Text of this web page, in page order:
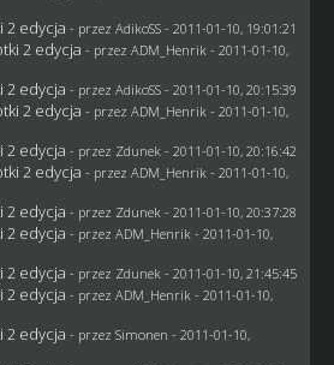
2 edycja - przez AdikoSS - 2011-01-10, 19:01:21
2 edycja - przez ADM_Henrik - 2011-01-10,
2 edycja - przez AdikoSS - 2011-01-10, 20:15:39
2 edycja - przez ADM_Henrik - 2011-01-10,
2 edycja - przez Zdunek - 2011-01-10, 20:16:42
2 edycja - przez ADM_Henrik - 2011-01-10,
2 edycja - przez Zdunek - 2011-01-10, 20:37:28
2 edycja - przez ADM_Henrik - 2011-01-10,
2 edycja - przez Zdunek - 2011-01-10, 21:45:45
2 edycja - przez ADM_Henrik - 2011-01-10,
2 edycja - przez Simonen - 2011-01-10,